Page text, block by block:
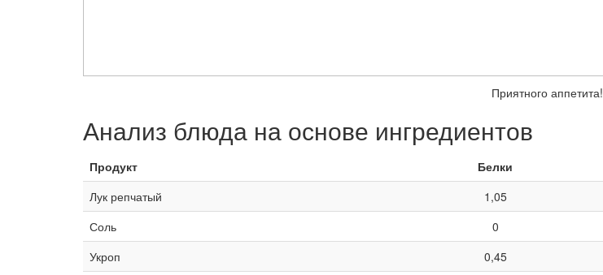
Приятного аппетита!
Анализ блюда на основе ингредиентов
Продукт Белки
Лук репчатый
1,05
Соль
0
Укроп
0,45